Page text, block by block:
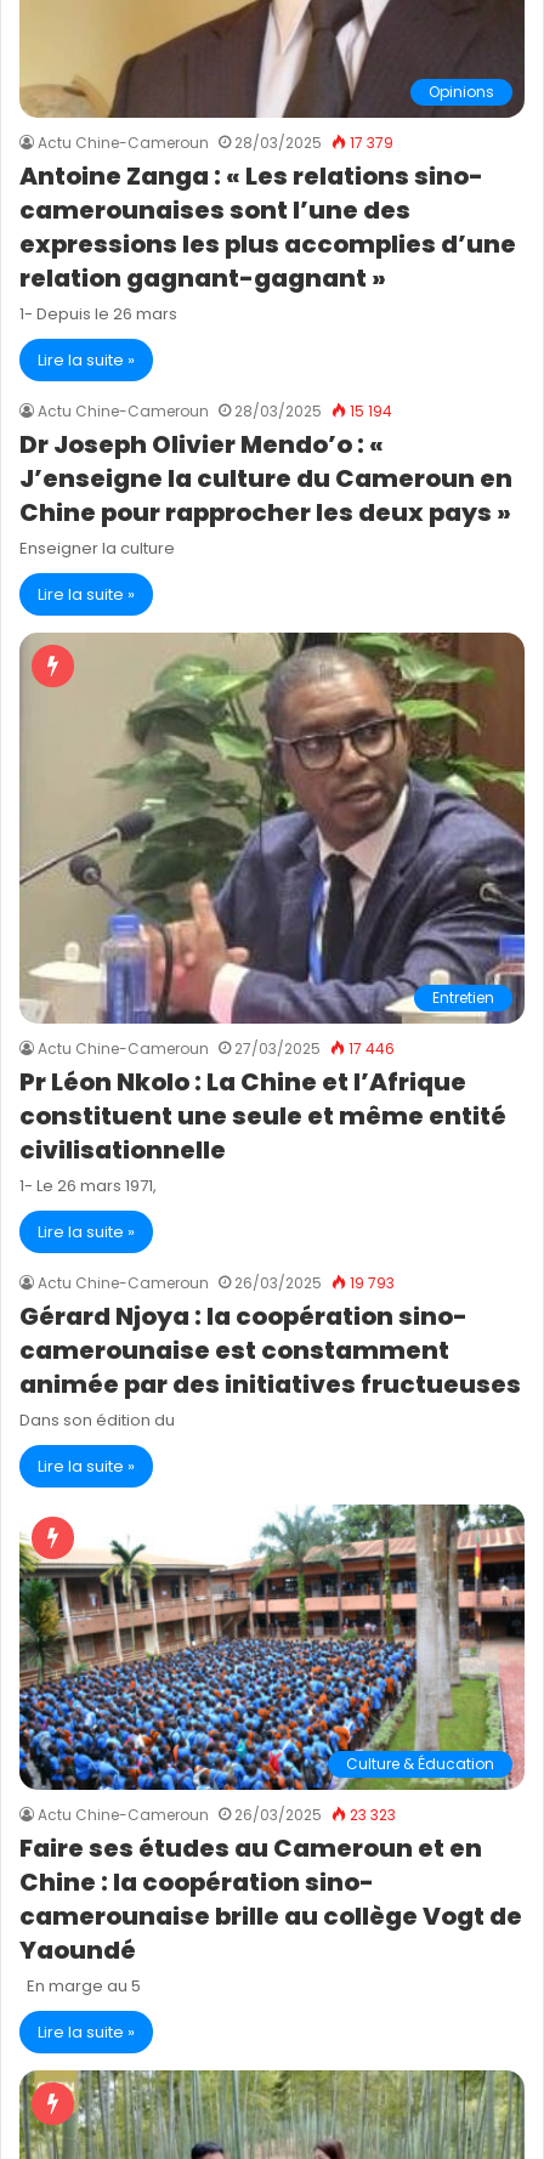
Opinions
Actu Chine-Cameroun 28/03/2025 17 379
Antoine Zanga : « Les relations sino-
camerounaises sont l’une des
expressions les plus accomplies d’une
relation gagnant-gagnant »
1- Depuis le 26 mars
Lire la suite »
Actu Chine-Cameroun 28/03/2025 15 194
Dr Joseph Olivier Mendo’o : «
J’enseigne la culture du Cameroun en
Chine pour rapprocher les deux pays »
Enseigner la culture
Lire la suite »
Entretien
Actu Chine-Cameroun 27/03/2025 17 446
Pr Léon Nkolo : La Chine et l’Afrique
constituent une seule et même entité
civilisationnelle
1- Le 26 mars 1971,
Lire la suite »
Actu Chine-Cameroun 26/03/2025 19 793
Gérard Njoya : la coopération sino-
camerounaise est constamment
animée par des initiatives fructueuses
Dans son édition du
Lire la suite »
Culture & Éducation
Actu Chine-Cameroun 26/03/2025 23 323
Faire ses études au Cameroun et en
Chine : la coopération sino-
camerounaise brille au collège Vogt de
Yaoundé
En marge au 5
Lire la suite »